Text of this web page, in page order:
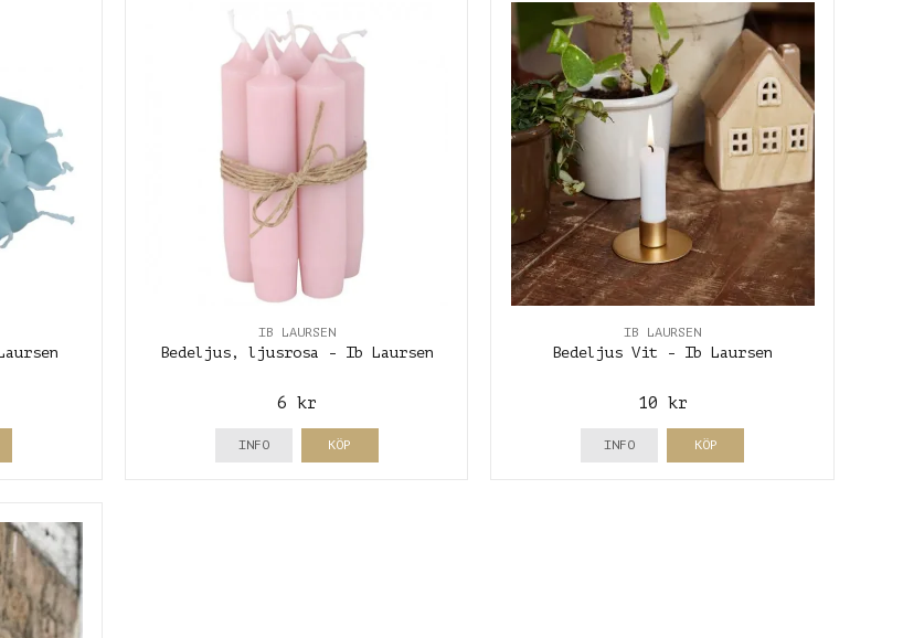
IB LAURSEN
Bedeljus, ljusrosa - Ib Laursen
6 kr
INFO KÖP
IB LAURSEN
Bedeljus Vit - Ib Laursen
10 kr
INFO KÖP